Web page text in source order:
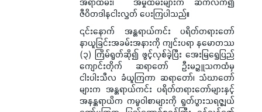
ဇီဝိတဒါနငါးလွှတ် ပေးကြပါသည်။
၎င်းနောက် အန္တရာယ်ကင်း ပရိတ်တရားတော်
နာယူခြင်းအခမ်းအနားကို ကျင်းပရာ နမောတဿ
(၃) ကြိမ်ရွတ်ဆို၍ ဖွင့်လှစ်ခဲ့ပြီး အေးမြရွှေပြည်
ကျောင်းတိုက် ဆရာတော် ဦးမဉ္ဇူသကထံမှ
ငါးပါးသီလ ခံယူကြကာ ဆရာတော်၊ သံဃာတော်
များက အန္တရာယ်ကင်း ပရိတ်တရားတော်များနှင့်
အနန္တရာယိက ကမ္မဝါစာများကို ရွတ်ပွားသရဇ္စျယ်